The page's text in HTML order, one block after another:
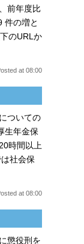
前年度比
件の増と
のURLか
at 08:00
ついての
生年金保
時間以上
社会保
at 08:00
懲役刑を